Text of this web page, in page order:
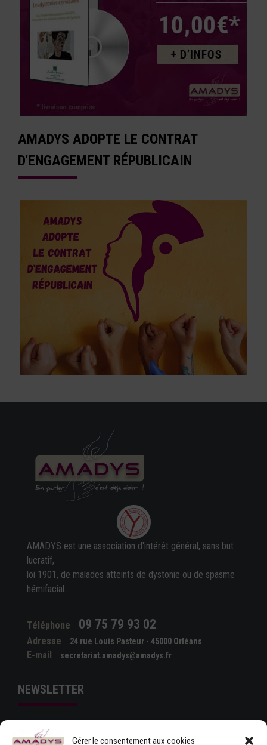
Gérer le consentement aux cookies
AMADYS ADOPTE LE CONTRAT
D'ENGAGEMENT RÉPUBLICAIN
AMADYS est une association d'intérêt général, sans but
lucratif,
loi 1901, de malades atteints de dystonie ou de spasme
hémifacial.
Téléphone 09 75 79 93 02
Adresse 24 rue Louis Pasteur - 45000 Orléans
E-mail secretariat.amadys@amadys.fr
NEWSLETTER